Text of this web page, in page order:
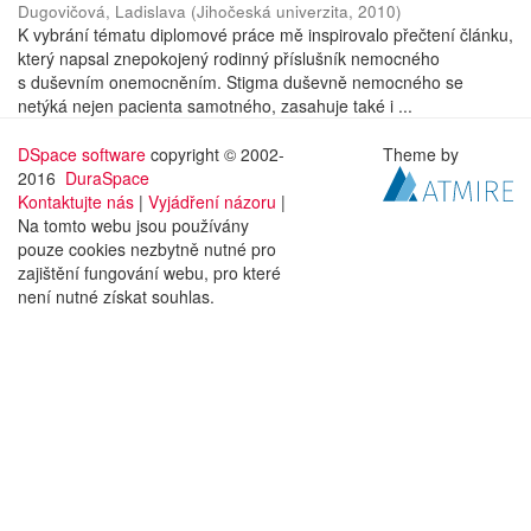
Dugovičová, Ladislava (Jihočeská univerzita, 2010)
K vybrání tématu diplomové práce mě inspirovalo přečtení článku,
který napsal znepokojený rodinný příslušník nemocného
s duševním onemocněním. Stigma duševně nemocného se
netýká nejen pacienta samotného, zasahuje také i ...
DSpace software copyright © 2002-
2016 DuraSpace
Kontaktujte nás | Vyjádření názoru |
Na tomto webu jsou používány
pouze cookies nezbytně nutné pro
zajištění fungování webu, pro které
není nutné získat souhlas.
Theme by